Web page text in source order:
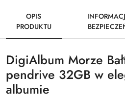
OPIS
PRODUKTU
DigiAlbum Morze
pendrive 32GB w
albumie